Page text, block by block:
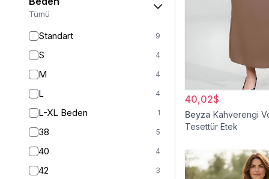
Tümü
Standart 9
S 4
M 4
L 4
L-XL Beden 1
38 5
40 4
42 3
40,02$
Beyza Kahverengi
Tesettür Etek